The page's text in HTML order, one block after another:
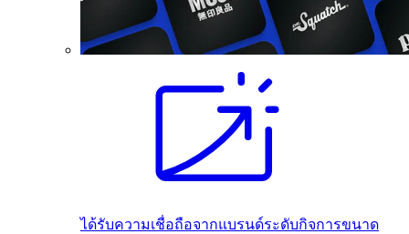
ได้รับความเชื่อถือจากแบรนด์ระดับกิจการขนาด